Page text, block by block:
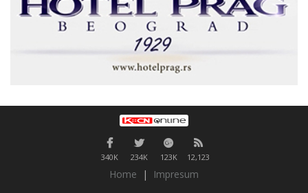
340K 234K 123K 12,123
Home |
Impresum